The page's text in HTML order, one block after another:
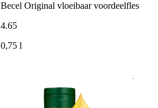
Becel Original vloeibaar voordeelfles
4.65
0,75 l